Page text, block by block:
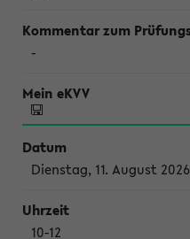
-
Dienstag, 11. August 2026
10-12